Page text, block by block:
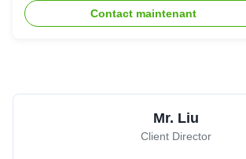
Contact maintenant
Mr. Liu
Client Director